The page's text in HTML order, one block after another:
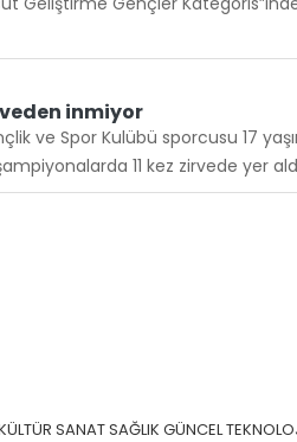
inmiyor
ve Spor Kulübü sporcusu 17
11 kez zirvede yer
SANATSAĞLIK GÜNCEL